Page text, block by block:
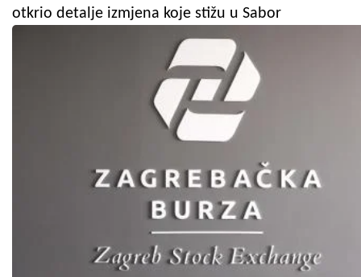
otkrio detalje izmjena koje stižu u Sabor